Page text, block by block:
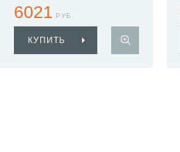
6021 РУБ.
КУПИТЬ